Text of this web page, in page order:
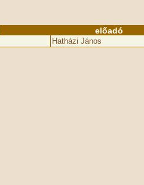
előadó
Hatházi János